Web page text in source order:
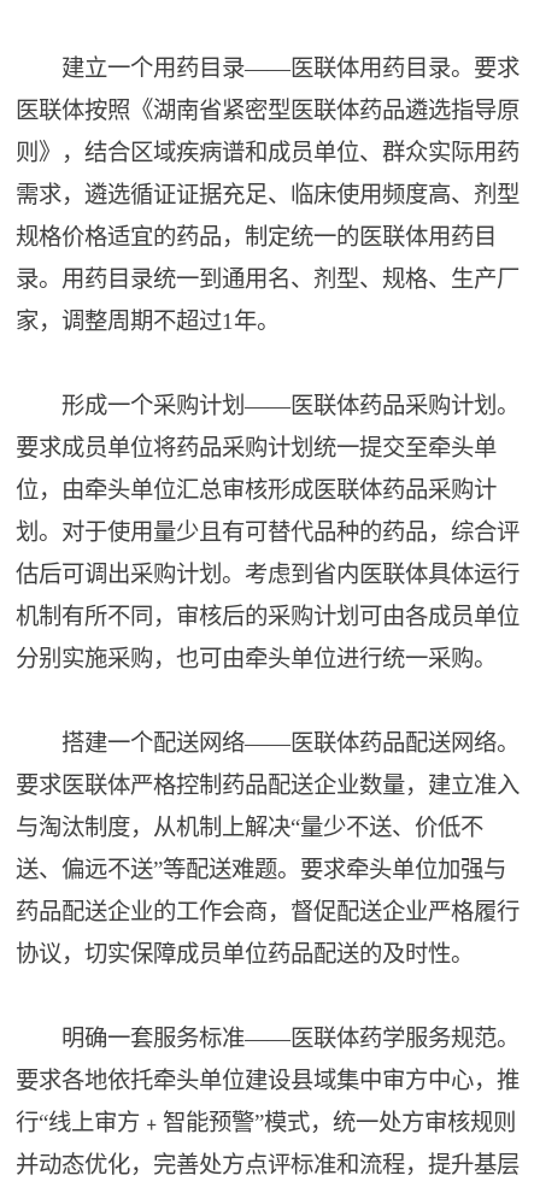
建立一个用药目录——医联体用药目录。要求
医联体按照《湖南省紧密型医联体药品遴选指导原
则》，结合区域疾病谱和成员单位、群众实际用药
需求，遴选循证证据充足、临床使用频度高、剂型
规格价格适宜的药品，制定统一的医联体用药目
录。用药目录统一到通用名、剂型、规格、生产厂
家，调整周期不超过1年。
形成一个采购计划——医联体药品采购计划。
要求成员单位将药品采购计划统一提交至牵头单
位，由牵头单位汇总审核形成医联体药品采购计
划。对于使用量少且有可替代品种的药品，综合评
估后可调出采购计划。考虑到省内医联体具体运行
机制有所不同，审核后的采购计划可由各成员单位
分别实施采购，也可由牵头单位进行统一采购。
搭建一个配送网络——医联体药品配送网络。
要求医联体严格控制药品配送企业数量，建立准入
与淘汰制度，从机制上解决“量少不送、价低不
送、偏远不送”等配送难题。要求牵头单位加强与
药品配送企业的工作会商，督促配送企业严格履行
协议，切实保障成员单位药品配送的及时性。
明确一套服务标准——医联体药学服务规范。
要求各地依托牵头单位建设县域集中审方中心，推
行“线上审方﹢智能预警”模式，统一处方审核规则
并动态优化，完善处方点评标准和流程，提升基层